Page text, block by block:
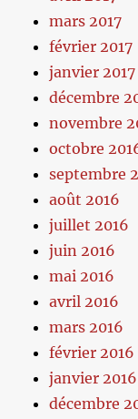
mars 2017
février 2017
janvier 2017
décembre
novembre
octobre
septembre
août 2016
juillet 2016
juin 2016
mai 2016
avril 2016
mars 2016
février 2016
janvier 2016
décembre